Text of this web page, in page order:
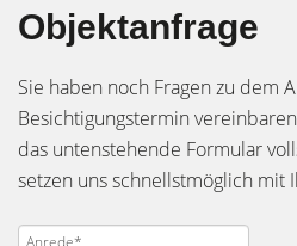
Objektanfrage
Sie haben noch Fragen zu dem
Besichtigungstermin
das untenstehende Formular
setzen uns schnellstmöglich mit